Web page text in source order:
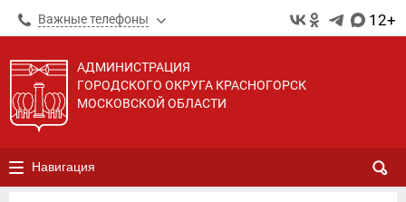
Важные телефоны 12+
АДМИНИСТРАЦИЯ
ГОРОДСКОГО ОКРУГА КРАСНОГОРСК
МОСКОВСКОЙ ОБЛАСТИ
Навигация